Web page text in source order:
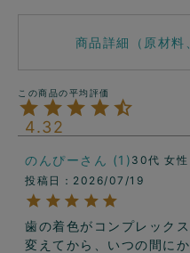
商品詳細（原材料
4.32
のんぴー 1 30代 女性
投稿日
2026/07/19
歯の着色がコンプレック
変えてから、いつの間に